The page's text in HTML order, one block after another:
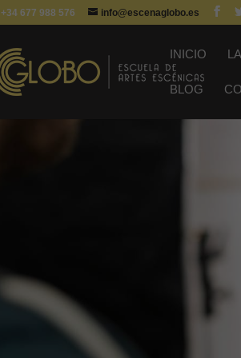
+34 677 988 576 info@escenaglobo.es
INICIO
BLOG